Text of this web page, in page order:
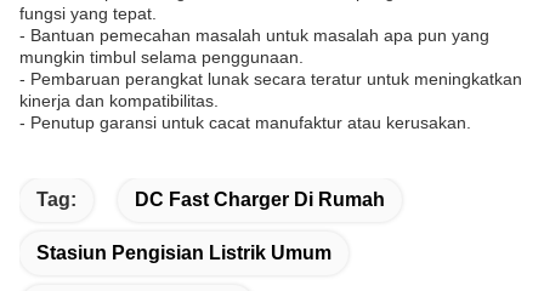
fungsi yang tepat.
- Bantuan pemecahan masalah untuk masalah apa pun yang
mungkin timbul selama penggunaan.
- Pembaruan perangkat lunak secara teratur untuk meningkatkan
kinerja dan kompatibilitas.
- Penutup garansi untuk cacat manufaktur atau kerusakan.
Tag: DC Fast Charger Di Rumah
Stasiun Pengisian Listrik Umum